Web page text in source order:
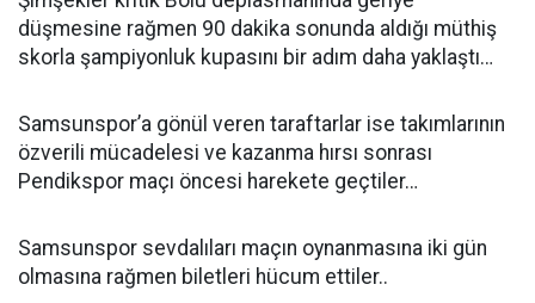
düşmesine rağmen 90 dakika sonunda aldığı müthiş
skorla şampiyonluk kupasını bir adım daha yaklaştı…
Samsunspor’a gönül veren taraftarlar ise takımlarının
özverili mücadelesi ve kazanma hırsı sonrası
Pendikspor maçı öncesi harekete geçtiler…
Samsunspor sevdalıları maçın oynanmasına iki gün
olmasına rağmen biletleri hücum ettiler..